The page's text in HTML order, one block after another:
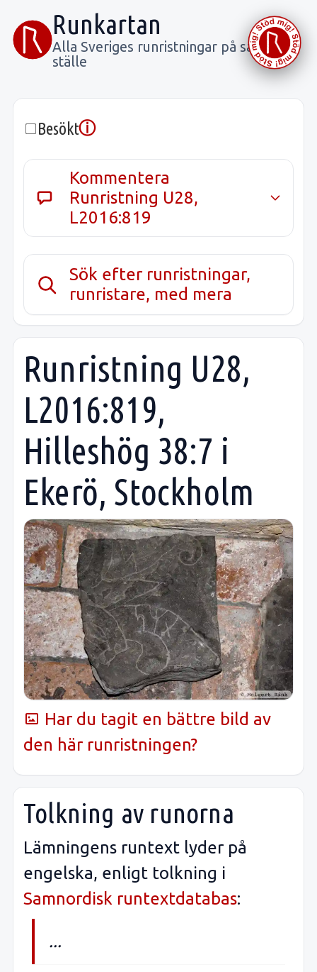
Runkartan
Alla Sveriges runristningar på samma
ställe
Besöktⓘ
Kommentera
Runristning U28,
L2016:819
Sök efter runristningar,
runristare, med mera
Runristning U28,
L2016:819,
Hilleshög 38:7 i
Ekerö, Stockholm
Har du tagit en bättre bild av
den här runristningen?
Tolkning av runorna
Lämningens runtext lyder på
engelska, enligt tolkning i
Samnordisk runtextdatabas:
...